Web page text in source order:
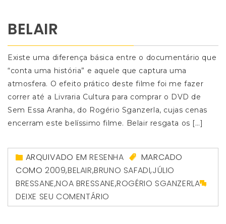
BELAIR
Existe uma diferença básica entre o documentário que
“conta uma história” e aquele que captura uma
atmosfera. O efeito prático deste filme foi me fazer
correr até a Livraria Cultura para comprar o DVD de
Sem Essa Aranha, do Rogério Sganzerla, cujas cenas
encerram este belíssimo filme. Belair resgata os […]
ARQUIVADO EMRESENHA
MARCADO
COMO 2009,BELAIR,BRUNO SAFADI,JÚLIO
BRESSANE,NOA BRESSANE,ROGÉRIO SGANZERLA
DEIXE SEU COMENTÁRIO